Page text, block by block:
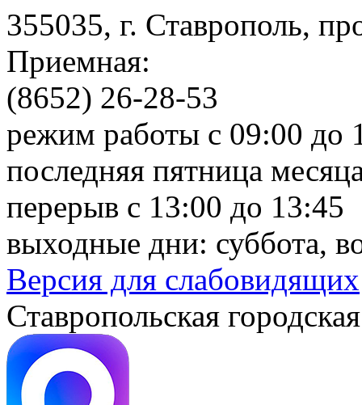
355035, г. Ставрополь,
Приемная:
(8652) 26-28-53
режим работы с 09:00 до
последняя пятница
перерыв с 13:00 до 13:45
выходные дни: суббота,
Версия для слабовидящих
Ставропольская